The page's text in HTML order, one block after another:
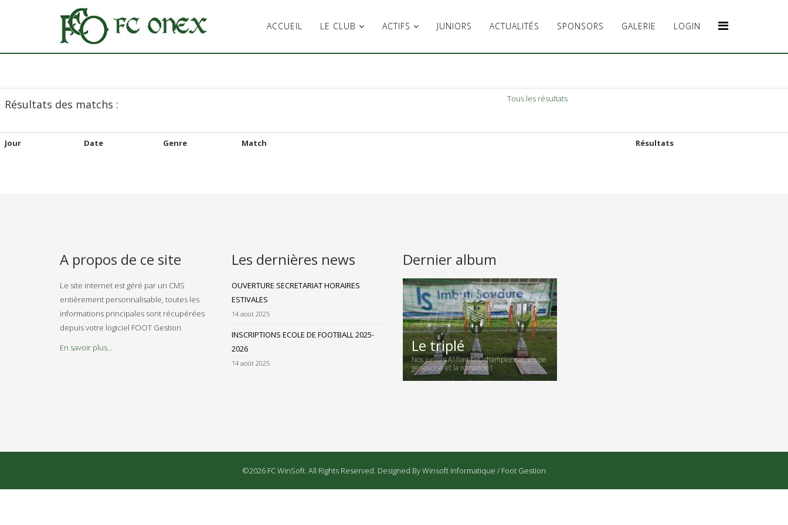
ACCUEIL LE CLUB ACTIFS JUNIORS ACTUALITÉS SPONSORS GALERIE LOGIN
Résultats des matchs : Tous les résultats
Jour Date Genre Match Résultats
A propos de ce site
Le site internet est géré par un CMS
entièrement personnalisable, toutes les
informations principales sont récupérées
depuis votre logiciel FOOT Gestion
En savoir plus...
Les dernières news
OUVERTURE SECRETARIAT HORAIRES
ESTIVALES
14 août 2025
INSCRIPTIONS ECOLE DE FOOTBALL 2025-
2026
14 août 2025
Dernier album
Le triplé
Nos juniors A1l’ont fait, championnat, coupe
genevoise et la romande !
©2026 FC WinSoft. All Rights Reserved. Designed By Winsoft Informatique / Foot Gestion